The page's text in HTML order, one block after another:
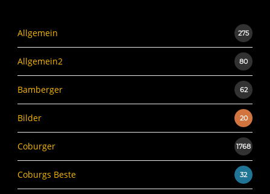
Allgemein 275
Allgemein2 80
Bamberger 62
Bilder 20
Coburger 1768
Coburgs Beste 32